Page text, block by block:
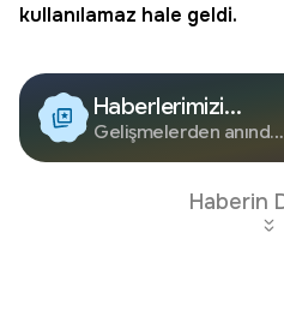
kullanılamaz hale geldi.
Haberlerimizi
Google'da Takip
Edin
Gelişmelerden anında
Haberin